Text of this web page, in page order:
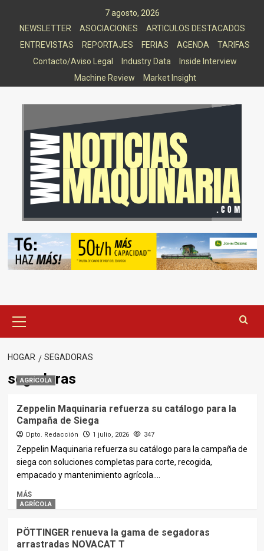
7 agosto, 2026
NEWSLETTER
ASOCIACIONES
ARTICULOS DESTACADOS
ENTREVISTAS
REPORTAJES FERIAS AGENDA
TARIFAS
Contacto/Aviso Legal
Industry Data
Inside Interview
Machine Review
Market Insight
principal
HOGAR SEGADORAS
segadoras
AGRÍCOLA
Zeppelin Maquinaria refuerza su catálogo para la
Campaña de Siega
Dpto. Redacción 1 julio, 2026 347
Zeppelin Maquinaria refuerza su catálogo para la campaña de
siega con soluciones completas para corte, recogida,
empacado y mantenimiento agrícola....
MÁS
AGRÍCOLA
PÖTTINGER renueva la gama de segadoras
arrastradas NOVACAT T